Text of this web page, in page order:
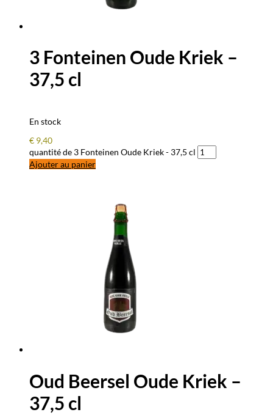
3 Fonteinen Oude Kriek –
37,5 cl
En stock
€ 9,40
quantité de 3 Fonteinen Oude Kriek - 37,5 cl
Ajouter au panier
Oud Beersel Oude Kriek –
37,5 cl